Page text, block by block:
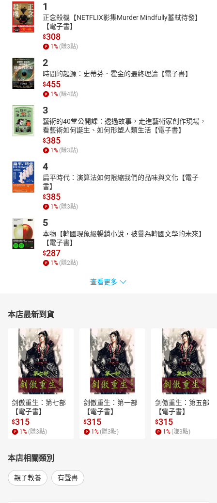
1
正念殺機【NETFLIX影集Murder Mindfully蓄弒待發】
【電子書】
$308
1 % (賺3點)
2
時間的起源：史蒂芬．霍金的最終理論【電子書】
$455
1 % (賺4點)
3
藝術的40堂公開課：透過故事，走進藝術家創作現場，
看藝術如何誕生、如何形塑人類生活【電子書】
$385
1 % (賺3點)
4
扁平時代：演算法如何限縮我們的品味與文化【電子
書】
$385
1 % (賺3點)
5
本物【韓國現象級暢銷小說，被譽為韓國文學的未來】
【電子書】
$287
1 % (賺2點)
查看更多
本店最新到貨
剑傲重生：第七部
【電子書】
$315
1 % (賺3點)
剑傲重生：第一部
【電子書】
$315
1 % (賺3點)
剑傲重生：第五部
【電子書】
$315
1 % (賺3點)
本店相關類別
親子教養 有聲書